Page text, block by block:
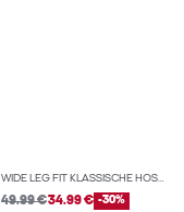
WIDE LEG FIT KLASSISCHE HOSEN
49.99 €34.99 € -30%